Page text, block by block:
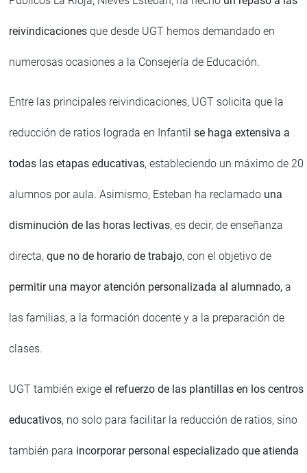
reivindicacionesque desde UGT hemos demandado en
numerosas ocasiones a la Consejería de Educación.
Entre las principales reivindicaciones, UGT solicita que la
reducción de ratios lograda en Infantil se haga extensiva a
todas las etapas educativas, estableciendo un máximo de 20
alumnos por aula. Asimismo, Esteban ha reclamado una
disminución de las horas lectivas, es decir, de enseñanza
directa, que no de horario de trabajo, con el objetivo de
permitir una mayor atención personalizada al alumnado,a
las familias, a la formación docente y a la preparación de
clases.
UGT también exige el refuerzo de las plantillas en los centros
educativos, no solo para facilitar la reducción de ratios, sino
también para incorporar personal especializado que atienda